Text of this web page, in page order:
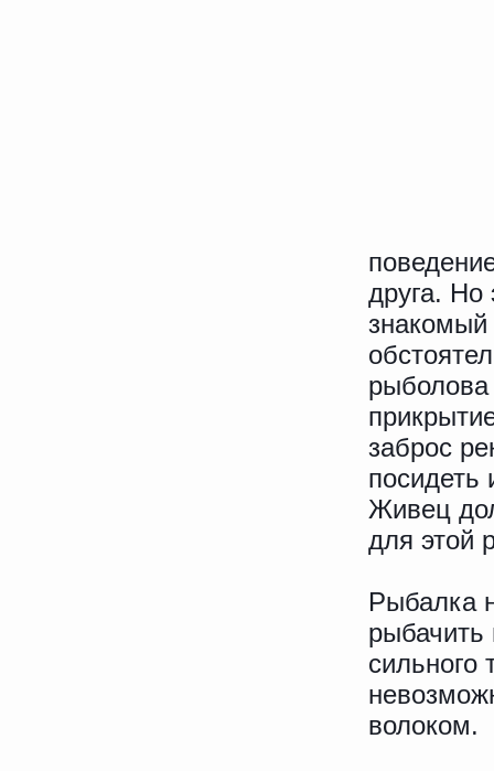
друга. Но
знакомый
рыболова
заброс
посидеть
Живец
для этой
Рыбалка
рыбачить
сильного
волоком.